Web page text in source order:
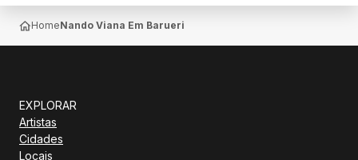
HomeNando Viana Em Barueri
EXPLORAR
Artistas
Cidades
Locais